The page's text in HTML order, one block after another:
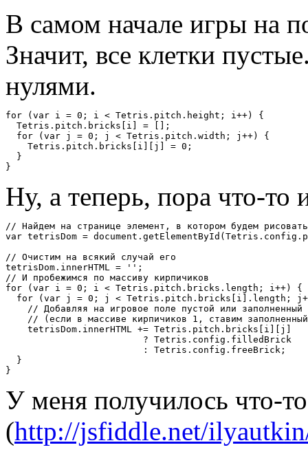
В самом начале игры на
Значит, все клетки
нулями.
for ( var i = 0 ; i < Tetris . pitch . height ; i ++)
{
Tetris . pitch . bricks i =
[];
for
( var j = 0 ; j < Tetris . pitch . width ; j ++)
{
Tetris . pitch . bricks i j = 0 ;
}
}
Ну, а теперь, пора что-то
// Найдем на странице элемент, в котором будем
var tetrisDom = document . getElementById ( Tetris . config .
// Очистим на всякий случай его
tetrisDom . innerHTML = '' ;
// И пробежимся по массиву кирпичиков
for
( var i = 0 ; i < Tetris . pitch . bricks . length ; i ++)
{
for
( var j = 0 ; j < Tetris . pitch . bricks i ]. length ; j
// Добавляя на игровое поле пустой или заполненный
// (если в массиве кирпичиков 1, ставим
    tetrisDom
. innerHTML += Tetris . pitch . bricks i j
? Tetris . config . filledBrick
:
Tetris . config . freeBrick ;
}
}
У меня получилось что-
(http://jsfiddle.net/